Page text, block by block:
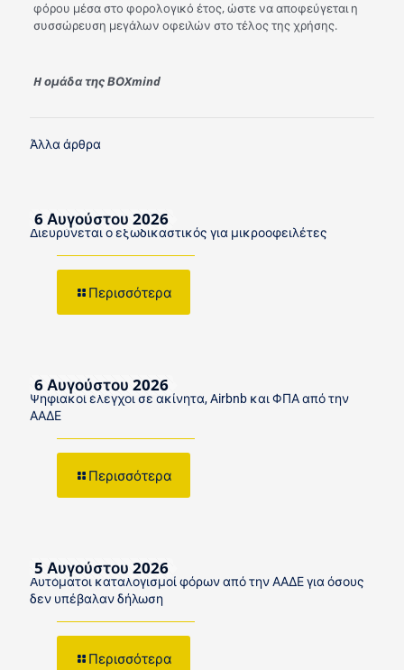
φόρου μέσα στο φορολογικό έτος, ώστε να αποφεύγεται η
συσσώρευση μεγάλων οφειλών στο τέλος της χρήσης.
H ομάδα της ΒΟXmind
Άλλα άρθρα
6 Αυγούστου 2026
Διευρύνεται ο εξωδικαστικός για μικροοφειλέτες
Περισσότερα
6 Αυγούστου 2026
Ψηφιακοί έλεγχοι σε ακίνητα, Airbnb και ΦΠΑ από την
ΑΑΔΕ
Περισσότερα
5 Αυγούστου 2026
Αυτόματοι καταλογισμοί φόρων από την ΑΑΔΕ για όσους
δεν υπέβαλαν δήλωση
Περισσότερα